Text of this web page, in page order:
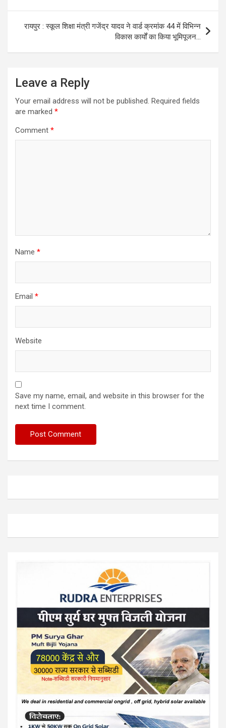
रायपुर : स्कूल शिक्षा मंत्री गजेंद्र यादव ने वार्ड क्रमांक 44 में विभिन्न
विकास कार्यों का किया भूमिपूजन…
Leave a Reply
Your email address will not be published. Required fields
are marked *
Comment *
Name *
Email *
Website
Save my name, email, and website in this browser for the
next time I comment.